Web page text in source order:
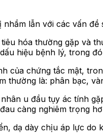
lẫn với các vấn
hóa thường gặp và
hiệu bệnh lý, trong
của chứng tắc mật,
thường là: phân bạc,
u đầu tụy ác tính
càng nghiêm trọng
dạ dày chịu áp lực do